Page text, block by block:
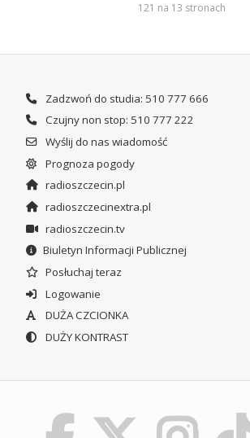
121 na 13 stronach
Zadzwoń do studia: 510 777 666
Czujny non stop: 510 777 222
Wyślij do nas wiadomość
Prognoza pogody
radioszczecin.pl
radioszczecinextra.pl
radioszczecin.tv
Biuletyn Informacji Publicznej
Posłuchaj teraz
Logowanie
DUŻA CZCIONKA
DUŻY KONTRAST